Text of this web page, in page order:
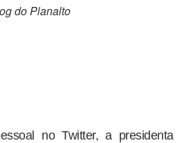
do Planalto
no Twitter, a presidenta